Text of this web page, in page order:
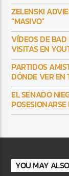
ZELENSKI
“MASIVO”
VÍDEOS DE
VISITAS EN
PARTIDOS
DÓNDE VER EN
EL SENADO
YOU MAY